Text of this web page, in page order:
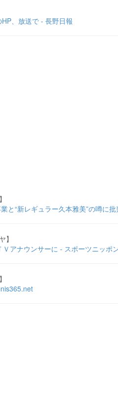
、放送で - 長野日報
と“新レギュラー久本雅美”の噂に
】
アナウンサーに - スポーツニッポ